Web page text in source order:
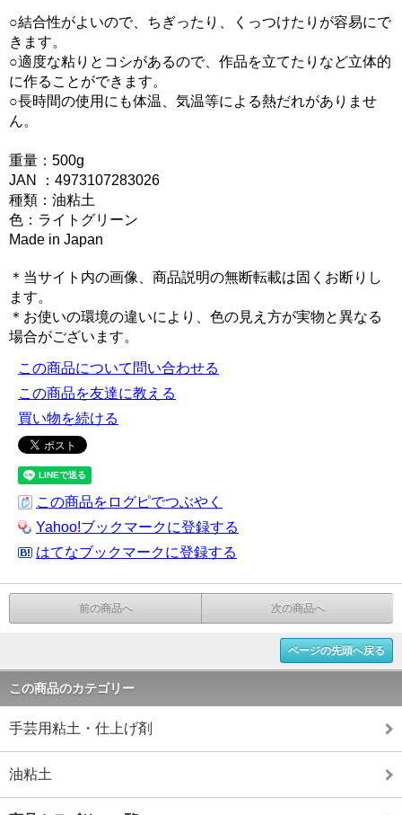
○結合性がよいので、ちぎったり、くっつけたりが容易にで
きます。
○適度な粘りとコシがあるので、作品を立てたりなど立体的
に作ることができます。
○長時間の使用にも体温、気温等による熱だれがありませ
ん。
重量：500g
JAN ：4973107283026
種類：油粘土
色：ライトグリーン
Made in Japan
＊当サイト内の画像、商品説明の無断転載は固くお断りし
ます。
＊お使いの環境の違いにより、色の見え方が実物と異なる
場合がございます。
この商品について問い合わせる
この商品を友達に教える
買い物を続ける
この商品をログピでつぶやく
Yahoo!ブックマークに登録する
はてなブックマークに登録する
前の商品へ 次の商品へ
ページの先頭へ戻る
この商品のカテゴリー
手芸用粘土・仕上げ剤
油粘土